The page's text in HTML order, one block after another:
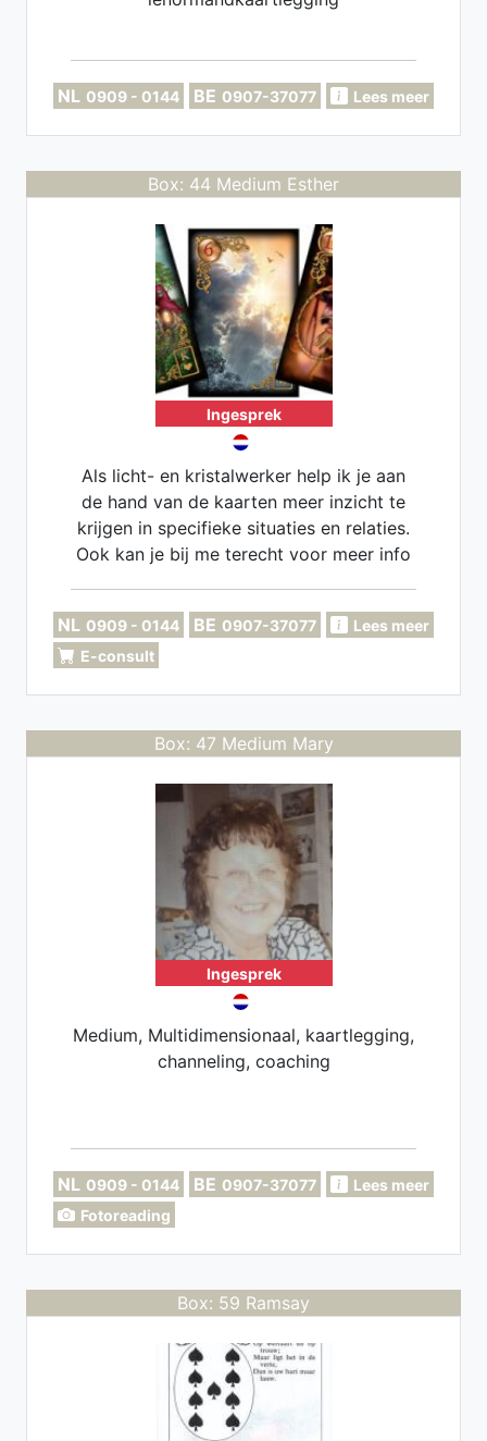
NL 0909 - 0144 BE 0907-37077 Lees meer
Box: 44 Medium Esther
Ingesprek
Als licht- en kristalwerker help ik je aan
de hand van de kaarten meer inzicht te
krijgen in specifieke situaties en relaties.
Ook kan je bij me terecht voor meer info
NL 0909 - 0144 BE 0907-37077
Lees meer
E-consult
Box: 47 Medium Mary
Ingesprek
Medium, Multidimensionaal, kaartlegging,
channeling, coaching
NL 0909 - 0144 BE 0907-37077
Lees meer
Fotoreading
Box: 59 Ramsay